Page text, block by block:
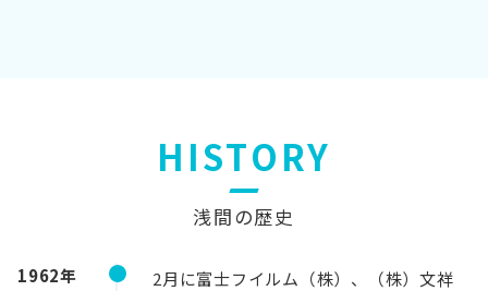
HISTORY
浅間の歴史
1962年
2月に富士フイルム（株）、（株）文祥